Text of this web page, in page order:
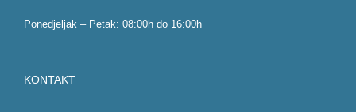
Ponedjeljak – Petak: 08:00h do 16:00h
KONTAKT